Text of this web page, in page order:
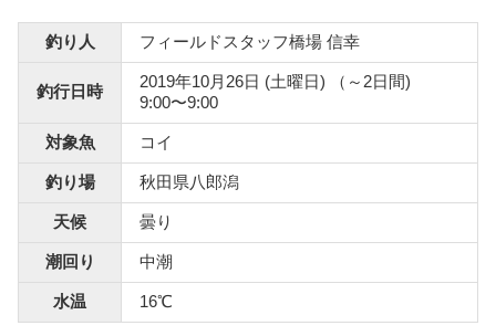
釣り人 フィールドスタッフ橋場 信幸
釣行日時
2019年10月26日 (土曜日) （～2日間)
9:00〜9:00
対象魚 コイ
釣り場 秋田県八郎潟
天候 曇り
潮回り 中潮
水温 16℃